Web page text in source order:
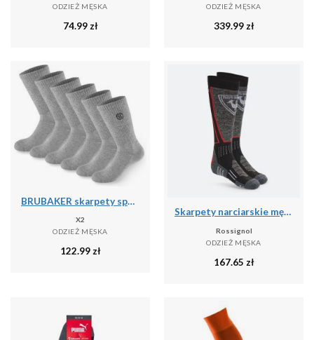
ODZIEŻ MĘSKA
74.99 zł
ODZIEŻ MĘSKA
339.99 zł
BRUBAKER skarpety sportowe 6 par unisex oddychające retro - Szary
X2
ODZIEŻ MĘSKA
122.99zł
Skarpety narciarskie męskie Rossignol High Speed
Rossignol
ODZIEŻ MĘSKA
167.65 zł